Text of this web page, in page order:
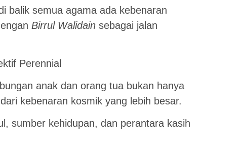
balik semua agama ada kebenaran
Birrul Walidain sebagai jalan
Perennial
anak dan orang tua bukan hanya
kebenaran kosmik yang lebih besar.
sumber kehidupan, dan perantara kasih